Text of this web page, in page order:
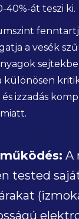
40%-át teszi ki.
a vesék
különösen
izzadás
A
tested